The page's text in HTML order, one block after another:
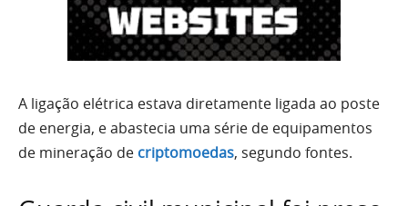
A ligação elétrica estava diretamente ligada ao poste
de energia, e abastecia uma série de equipamentos
de mineração de criptomoedas, segundo fontes.